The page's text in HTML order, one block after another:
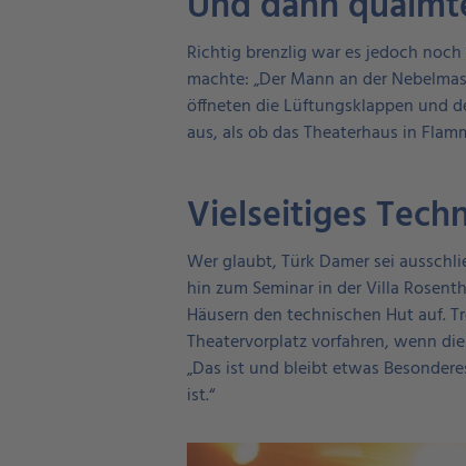
Richtig brenzlig war es jedoch
machte: „Der Mann an der
öffneten die Lüftungsklappen und
aus, als ob das Theaterhaus in
Vielseitiges
Wer glaubt, Türk Damer sei
hin zum Seminar in der Villa
Häusern den technischen Hut auf.
Theatervorplatz vorfahren, wenn
„Das ist und bleibt etwas
ist.“